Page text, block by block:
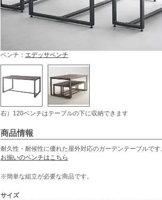
ベンチ： エデッサベンチ
右）120ベンチはテーブルの下に収納できます
商品情報
耐久性・耐候性に優れた屋外対応のガーデンテーブルです
お揃いのベンチはこちら
※簡単な組立が必要な商品です。
サイズ